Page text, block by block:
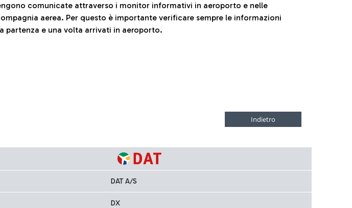
comunicate attraverso i monitor informativi in aeroporto e nelle
aerea. Per questo è importante verificare sempre le informazioni
partenza e una volta arrivati in aeroporto.
DAT A/S
DX